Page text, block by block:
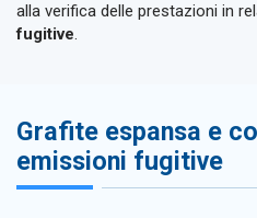
alla verifica delle prestazioni in
fugitive.
Grafite espansa e
emissioni fugitive